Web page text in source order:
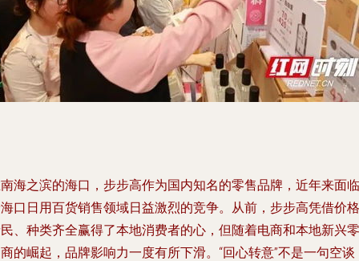
海之滨的海口，步步高作为国内知名的零售品牌，近年来面临
口日用百货销售领域日益激烈的竞争。从前，步步高凭借价格
、种类齐全赢得了本地消费者的心，但随着电商和本地新兴零
的崛起，品牌影响力一度有所下滑。“回心转意”不是一句空谈